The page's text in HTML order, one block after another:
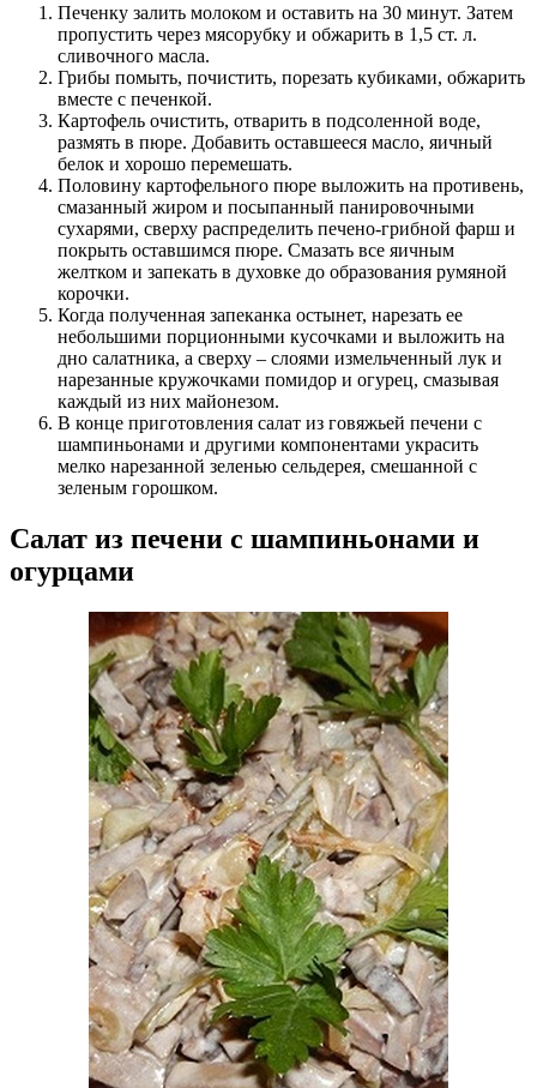
Печенку залить молоком и оставить на 30 минут. Затем
пропустить через мясорубку и обжарить в 1,5 ст. л.
сливочного масла.
Грибы помыть, почистить, порезать кубиками, обжарить
вместе с печенкой.
Картофель очистить, отварить в подсоленной воде,
размять в пюре. Добавить оставшееся масло, яичный
белок и хорошо перемешать.
Половину картофельного пюре выложить на противень,
смазанный жиром и посыпанный панировочными
сухарями, сверху распределить печено-грибной фарш и
покрыть оставшимся пюре. Смазать все яичным
желтком и запекать в духовке до образования румяной
корочки.
Когда полученная запеканка остынет, нарезать ее
небольшими порционными кусочками и выложить на
дно салатника, а сверху – слоями измельченный лук и
нарезанные кружочками помидор и огурец, смазывая
каждый из них майонезом.
В конце приготовления салат из говяжьей печени с
шампиньонами и другими компонентами украсить
мелко нарезанной зеленью сельдерея, смешанной с
зеленым горошком.
Салат из печени с шампиньонами и
огурцами